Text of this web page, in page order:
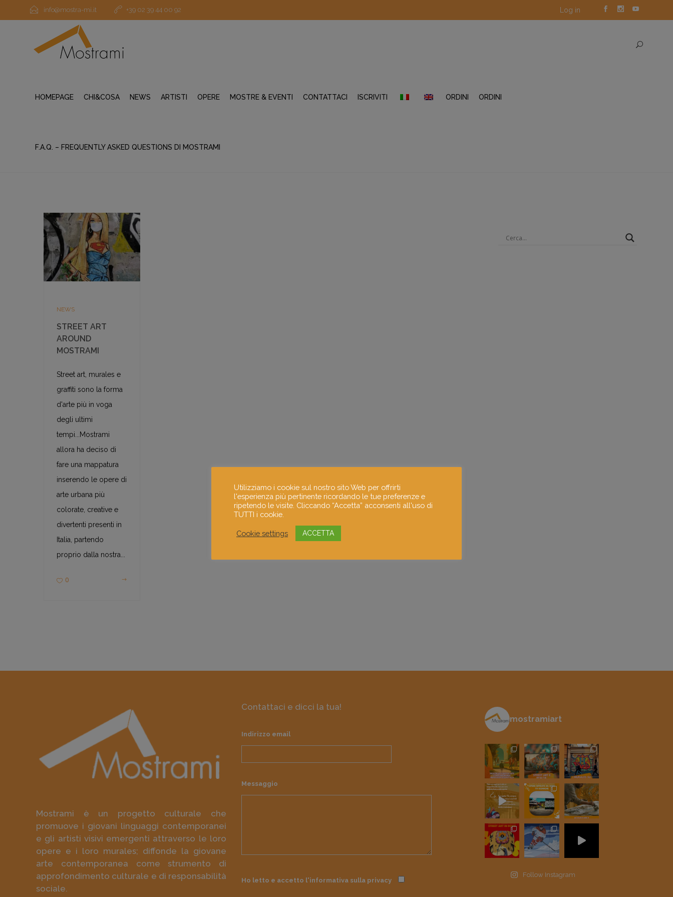
info@mostra-mi.it +39 02 39 44 00 92 Log in
HOMEPAGE CHI&COSA NEWS ARTISTI OPERE MOSTRE & EVENTI CONTATTACI ISCRIVITI ORDINI ORDINI
F.A.Q. – FREQUENTLY ASKED QUESTIONS DI MOSTRAMI
NEWS
STREET ART
AROUND
MOSTRAMI
Street art, murales e
graffiti sono la forma
d'arte più in voga
degli ultimi
tempi...Mostrami
allora ha deciso di
fare una mappatura
inserendo le opere di
arte urbana più
colorate, creative e
divertenti presenti in
Italia, partendo
proprio dalla nostra...
0
Mostrami è un progetto culturale che
promuove i giovani linguaggi contemporanei
e gli artisti visivi emergenti attraverso le loro
opere e i loro murales; diffonde la giovane
arte contemporanea come strumento di
approfondimento culturale e di responsabilità
sociale.
Contattaci e dicci la tua!
Indirizzo email
Messaggio
Ho letto e accetto l'informativa sulla privacy
mostramiart
Follow Instagram
Utilizziamo i cookie sul nostro sito Web per offrirti
l'esperienza più pertinente ricordando le tue preferenze e
ripetendo le visite. Cliccando “Accetta” acconsenti all'uso di
TUTTI i cookie.
Cookie settings ACCETTA